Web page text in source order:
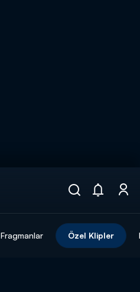
Fragmanlar Özel Klipler